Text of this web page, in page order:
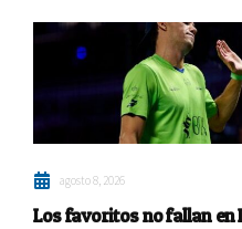
agosto 8, 2026
Los favoritos no fallan en